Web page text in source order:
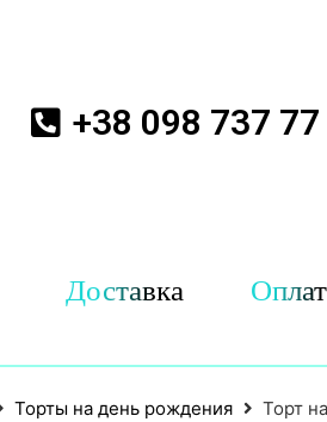
+38 098 737 77
Доставка
Торты на день рождения Торт